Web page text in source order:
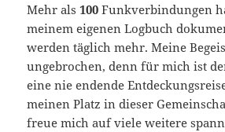
Mehr als100Funkverbindungen
meinem eigenen Logbuch
werden täglich mehr. Meine
ungebrochen, denn für mich ist
eine nie endende
meinen Platz in dieser
freue mich auf viele weitere